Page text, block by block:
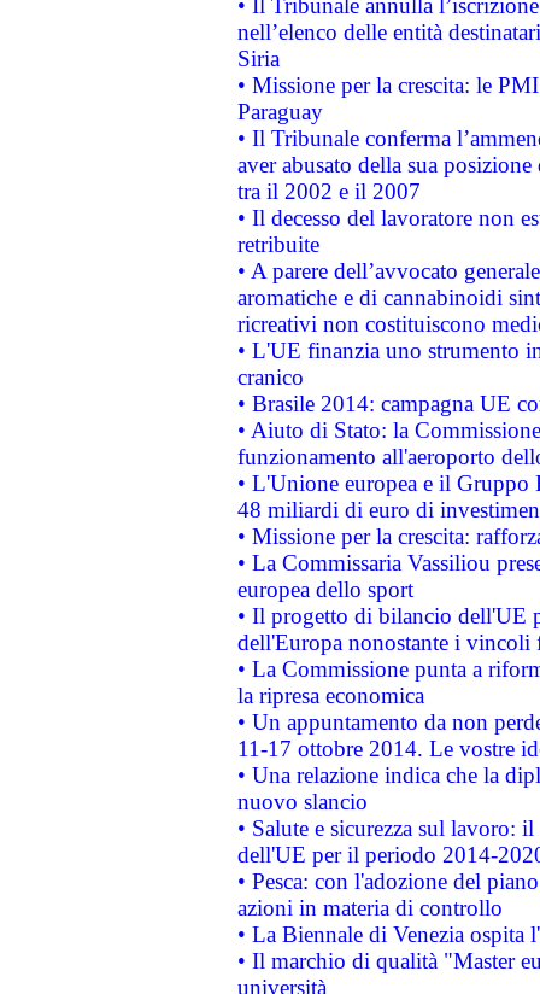
• Il Tribunale annulla
nell’elenco delle entità
Siria
• Missione per la crescita: le
Paraguay
• Il Tribunale conferma
aver abusato della sua
tra il 2002 e il 2007
• Il decesso del lavoratore non
retribuite
• A parere dell’avvocato
aromatiche e di cannabinoidi
ricreativi non costituiscono
• L'UE finanzia uno strumento
cranico
• Brasile 2014: campagna UE
• Aiuto di Stato: la
funzionamento all'aeroporto
• L'Unione europea e il
48 miliardi di euro di
• Missione per la crescita:
• La Commissaria Vassiliou
europea dello sport
• Il progetto di bilancio dell'UE
dell'Europa nonostante i vincoli
• La Commissione punta a
la ripresa economica
• Un appuntamento da non
11-17 ottobre 2014. Le vostre
• Una relazione indica che la
nuovo slancio
• Salute e sicurezza sul lavoro:
dell'UE per il periodo 2014-
• Pesca: con l'adozione del
azioni in materia di controllo
• La Biennale di Venezia ospita
• Il marchio di qualità "Master
università